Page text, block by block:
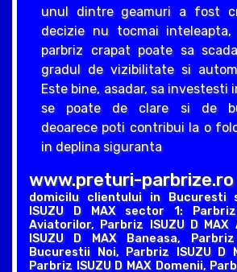
unul dintre geamuri a fost
decizie nu tocmai inteleapta,
parbriz crapat poate sa
gradul de vizibilitate si
Este bine, asadar, sa investesti
se poate de clare si de
deoarece poti contribui la o
in deplina siguranta
www.preturi-parbrize.ro
domicilu clientului in Bucuresti
ISUZU D MAX sector 1:
Aviatorilor, Parbriz ISUZU D
ISUZU D MAX Baneasa,
Bucurestii Noi, Parbriz ISUZU D
Parbriz ISUZU D MAX Domenii,